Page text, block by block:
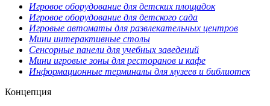
Игровое оборудование для детских площадок
Игровое оборудование для детского сада
Игровые автоматы для развлекательных центров
Мини интерактивные столы
Сенсорные панели для учебных заведений
Мини игровые зоны для ресторанов и кафе
Информационные терминалы для музеев и библиотек
Концепция